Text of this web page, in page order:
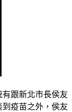
跟新北市長侯友